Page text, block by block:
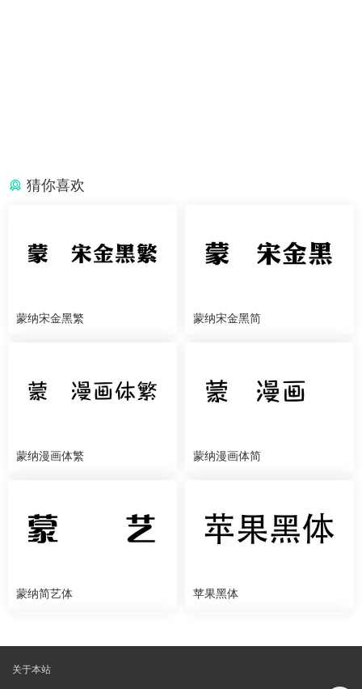
猜你喜欢
蒙纳宋金黑繁 蒙纳宋金黑简
蒙纳漫画体繁 蒙纳漫画体简
蒙纳简艺体 苹果黑体
关于本站